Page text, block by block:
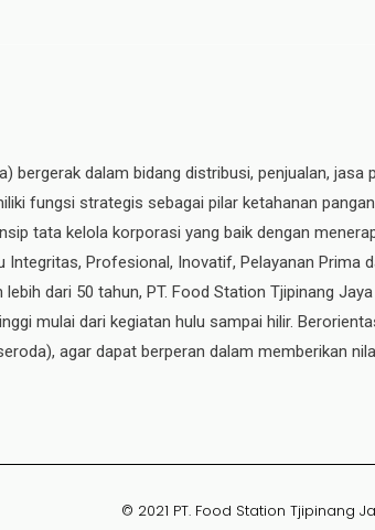
bergerak dalam bidang distribusi, penjualan,
fungsi strategis sebagai pilar ketahanan
tata kelola korporasi yang baik dengan
Profesional, Inovatif, Pelayanan Prima
dari 50 tahun, PT. Food Station Tjipinang Jaya
mulai dari kegiatan hulu sampai hilir.
, agar dapat berperan dalam memberikan
© 2021 PT. Food Station Tjipinang